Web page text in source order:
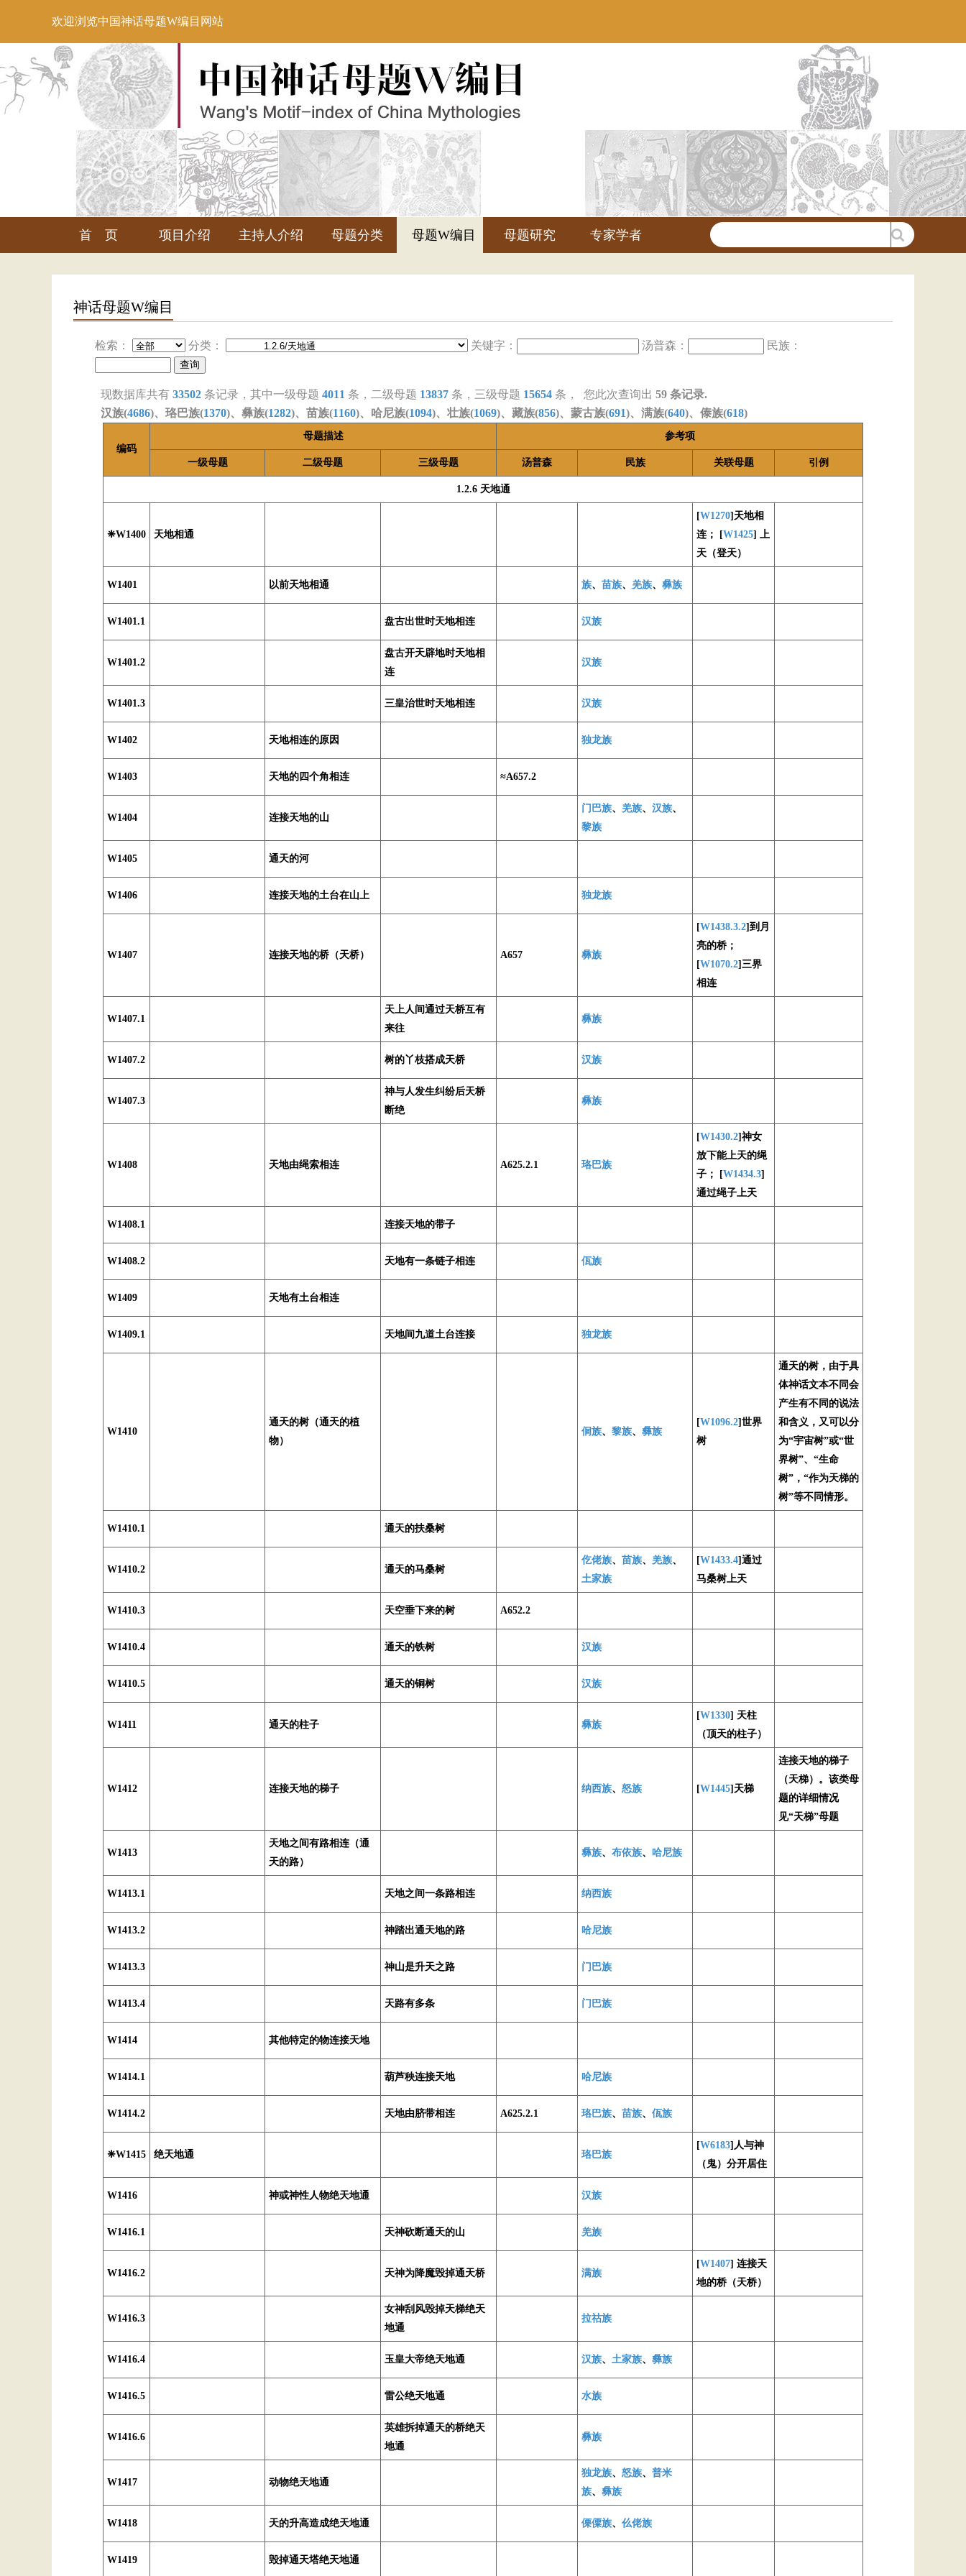
欢迎浏览中国神话母题W编目网站
首 页 项目介绍 主持人介绍 母题分类 母题W编目 母题研究 专家学者
神话母题W编目
检索： 分类： 关键字： 汤普森： 民族：
现数据库共有 33502 条记录，其中一级母题 4011 条，二级母题 13837 条，三级母题 15654 条， 您此次查询出 59 条记录.
汉族(4686)、珞巴族(1370)、彝族(1282)、苗族(1160)、哈尼族(1094)、壮族(1069)、藏族(856)、蒙古族(691)、满族(640)、傣族(618)
编码
母题描述 参考项
一级母题 二级母题 三级母题 汤普森 民族 关联母题 引例
1.2.6 天地通
❈W1400 天地相通
[W1270]天地相
连； [W1425] 上
天（登天）
W1401 以前天地相通 族、 苗族、 羌族、 彝族
W1401.1 盘古出世时天地相连 汉族
W1401.2
盘古开天辟地时天地相
连
汉族
W1401.3 三皇治世时天地相连 汉族
W1402 天地相连的原因 独龙族
W1403 天地的四个角相连 ≈A657.2
W1404 连接天地的山
门巴族、 羌族、 汉族、
黎族
W1405 通天的河
W1406 连接天地的土台在山上 独龙族
W1407 连接天地的桥（天桥） A657 彝族
[W1438.3.2]到月
亮的桥；
[W1070.2]三界
相连
W1407.1
天上人间通过天桥互有
来往
彝族
W1407.2 树的丫枝搭成天桥 汉族
W1407.3
神与人发生纠纷后天桥
断绝
彝族
W1408 天地由绳索相连 A625.2.1 珞巴族
[W1430.2]神女
放下能上天的绳
子； [W1434.3]
通过绳子上天
W1408.1 连接天地的带子
W1408.2 天地有一条链子相连 佤族
W1409 天地有土台相连
W1409.1 天地间九道土台连接 独龙族
W1410
通天的树（通天的植
物）
侗族、 黎族、 彝族
[W1096.2]世界
树
通天的树，由于具
体神话文本不同会
产生有不同的说法
和含义，又可以分
为“宇宙树”或“世
界树”、“生命
树”，“作为天梯的
树”等不同情形。
W1410.1 通天的扶桑树
W1410.2 通天的马桑树
仡佬族、 苗族、 羌族、
土家族
[W1433.4]通过
马桑树上天
W1410.3 天空垂下来的树 A652.2
W1410.4 通天的铁树 汉族
W1410.5 通天的铜树 汉族
W1411 通天的柱子 彝族
[W1330] 天柱
（顶天的柱子）
W1412 连接天地的梯子 纳西族、 怒族 [W1445]天梯
连接天地的梯子
（天梯）。该类母
题的详细情况
见“天梯”母题
W1413
天地之间有路相连（通
天的路）
彝族、 布依族、 哈尼族
W1413.1 天地之间一条路相连 纳西族
W1413.2 神踏出通天地的路 哈尼族
W1413.3 神山是升天之路 门巴族
W1413.4 天路有多条 门巴族
W1414 其他特定的物连接天地
W1414.1 葫芦秧连接天地 哈尼族
W1414.2 天地由脐带相连 A625.2.1 珞巴族、 苗族、 佤族
❈W1415 绝天地通 珞巴族
[W6183]人与神
（鬼）分开居住
W1416 神或神性人物绝天地通 汉族
W1416.1 天神砍断通天的山 羌族
W1416.2 天神为降魔毁掉通天桥 满族
[W1407] 连接天
地的桥（天桥）
W1416.3
女神刮风毁掉天梯绝天
地通
拉祜族
W1416.4 玉皇大帝绝天地通 汉族、 土家族、 彝族
W1416.5 雷公绝天地通 水族
W1416.6
英雄拆掉通天的桥绝天
地通
彝族
W1417 动物绝天地通
独龙族、 怒族、 普米
族、 彝族
W1418 天的升高造成绝天地通 傈僳族、 仫佬族
W1419 毁掉通天塔绝天地通